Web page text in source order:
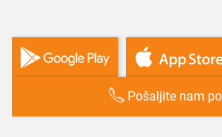
Pošaljite nam